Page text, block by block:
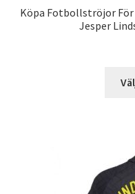
Köpa Fotbollströjor
Jesper